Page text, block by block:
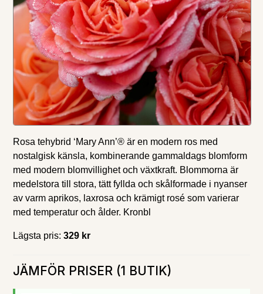
Rosa tehybrid ‘Mary Ann’® är en modern ros med
nostalgisk känsla, kombinerande gammaldags blomform
med modern blomvillighet och växtkraft. Blommorna är
medelstora till stora, tätt fyllda och skålformade i nyanser
av varm aprikos, laxrosa och krämigt rosé som varierar
med temperatur och ålder. Kronbl
Lägsta pris: 329 kr
JÄMFÖR PRISER (1 BUTIK)